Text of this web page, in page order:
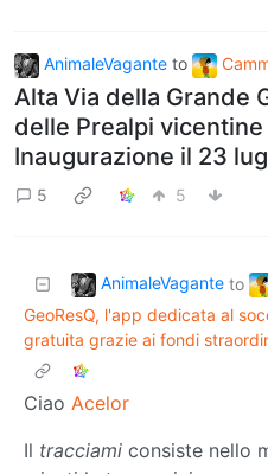
AnimaleVagante to
Alta Via della Grande
delle Prealpi
Inaugurazione il 23
5 5
AnimaleVagante to
GeoResQ, l'app dedicata al
gratuita grazie ai fondi
Ciao Acelor
Il tracciami consiste nello